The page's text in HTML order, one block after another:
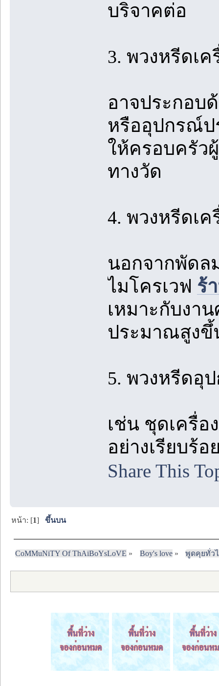
บริจาคต่อ
3. พวงหรีดเค
อาจประกอบ
หรืออุปกรณ์ป
ให้ครอบครัว
ทางวัด
4. พวงหรีดเ
นอกจากพัดล
ไมโครเวฟ ร้
เหมาะกับงา
ประมาณสูงขึ้
5. พวงหรีดอุ
เช่น ชุดเครื่
อย่างเรียบร้
Share This
หน้า: [1]ขึ้นบน
CoMMuNiTY Of ThAiBoYsLoVE » Boy's love» พูดคุยทั่ว